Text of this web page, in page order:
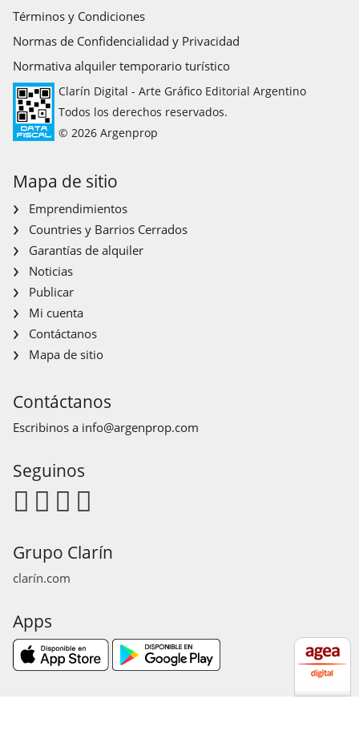
Términos y Condiciones
Normas de Confidencialidad y Privacidad
Normativa alquiler temporario turístico
Clarín Digital - Arte Gráfico Editorial Argentino
Todos los derechos reservados.
© 2026 Argenprop
Mapa de sitio
Emprendimientos
Countries y Barrios Cerrados
Garantías de alquiler
Noticias
Publicar
Mi cuenta
Contáctanos
Mapa de sitio
Contáctanos
Escribinos a info@argenprop.com
Seguinos
Grupo Clarín
clarín.com
Apps